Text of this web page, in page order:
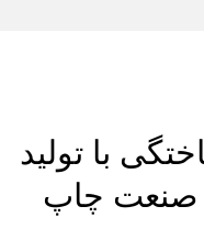
با تولید
صنعت چاپ